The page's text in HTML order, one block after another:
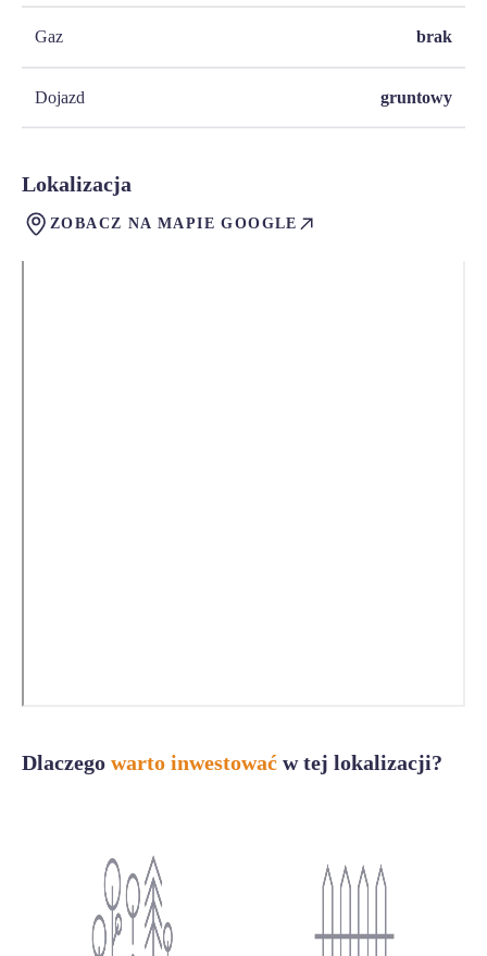
Gaz brak
Dojazd gruntowy
Lokalizacja
ZOBACZ NA MAPIE GOOGLE
Dlaczego warto inwestować w tej lokalizacji?